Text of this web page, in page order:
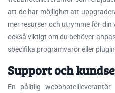
att de har möjlighet att
mer resurser och utrymme för
också viktigt om du behöver
specifika programvaror eller
Support och
En pålitlig